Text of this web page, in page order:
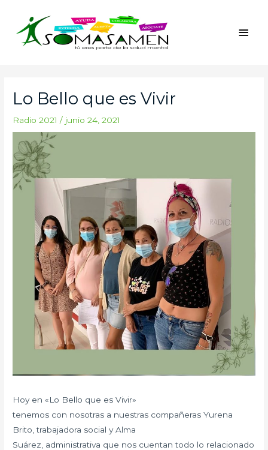
contenido
Lo Bello que es Vivir
Radio 2021 / junio 24, 2021
Hoy en «Lo Bello que es Vivir»
tenemos con nosotras a nuestras compañeras Yurena
Brito, trabajadora social y Alma
Suárez, administrativa que nos cuentan todo lo relacionado
entradas